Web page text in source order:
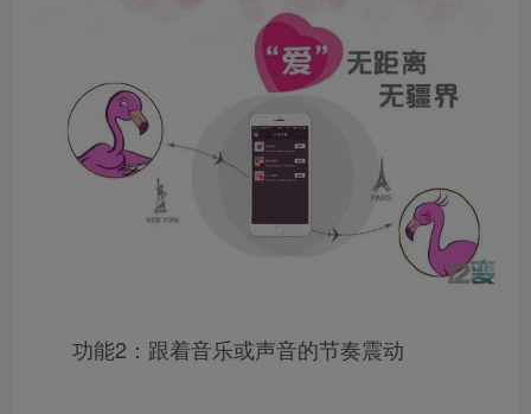
功能2：跟着音乐或声音的节奏震动